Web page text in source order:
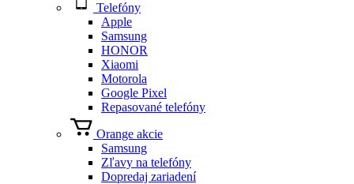
Telefóny
Apple
Samsung
HONOR
Xiaomi
Motorola
Google Pixel
Repasované telefóny
Orange akcie
Samsung
Zľavy na telefóny
Dopredaj zariadení